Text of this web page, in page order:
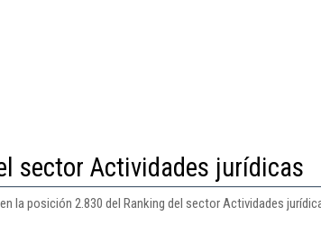
sector Actividades jurídicas
la posición 2.830 del Ranking del sector Actividades